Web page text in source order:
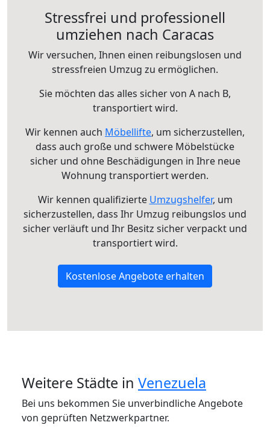
Stressfrei und professionell
umziehen nach Caracas
Wir versuchen, Ihnen einen reibungslosen und
stressfreien Umzug zu ermöglichen.
Sie möchten das alles sicher von A nach B,
transportiert wird.
Wir kennen auch Möbellifte, um sicherzustellen,
dass auch große und schwere Möbelstücke
sicher und ohne Beschädigungen in Ihre neue
Wohnung transportiert werden.
Wir kennen qualifizierte Umzugshelfer, um
sicherzustellen, dass Ihr Umzug reibungslos und
sicher verläuft und Ihr Besitz sicher verpackt und
transportiert wird.
Kostenlose Angebote erhalten
Weitere Städte in Venezuela
Bei uns bekommen Sie unverbindliche Angebote
von geprüften Netzwerkpartner.